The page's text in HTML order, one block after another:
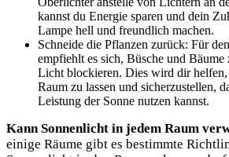
⁢kannst du Energie⁣ sparen⁢ und dein
Lampe hell ​und‌ freundlich⁤ machen.⁢
Schneide die Pflanzen zurück: Für
empfiehlt es sich, Büsche und Bäume
‌Licht blockieren. Dies wird dir
⁣Raum zu lassen und​ sicherzustellen,
Leistung ⁣der Sonne nutzen kannst.
Kann Sonnenlicht in jedem ⁤Raum
einige Räume gibt ​es bestimmte